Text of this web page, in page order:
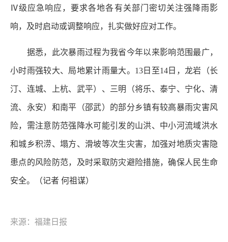
Ⅳ级应急响应，要求各地各有关部门密切关注强降雨影
响，及时启动或调整响应，扎实做好应对工作。
据悉，此次暴雨过程为我省今年以来影响范围最广，
小时雨强较大、局地累计雨量大。13日至14日，龙岩（长
汀、连城、上杭、武平）、三明（将乐、泰宁、宁化、清
流、永安）和南平（邵武）的部分乡镇有较高暴雨灾害风
险，需注意防范强降水可能引发的山洪、中小河流域洪水
和城乡积涝、塌方、滑坡等次生灾害，加强对地质灾害隐
患点的风险防范，及时采取防灾避险措施，确保人民生命
安全。 （记者 何祖谋）
来源：福建日报